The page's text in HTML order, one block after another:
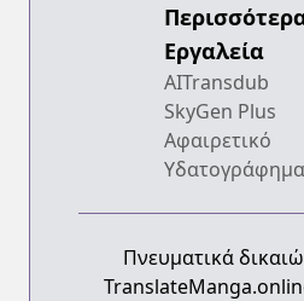
Εργαλεία
AITransdub
SkyGen Plus
Αφαιρετικό
Πνευματικά